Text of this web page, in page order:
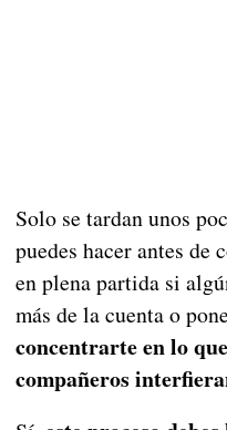
Solo se tardan unos
puedes hacer antes de
en plena partida si
más de la cuenta o
concentrarte en lo
compañeros